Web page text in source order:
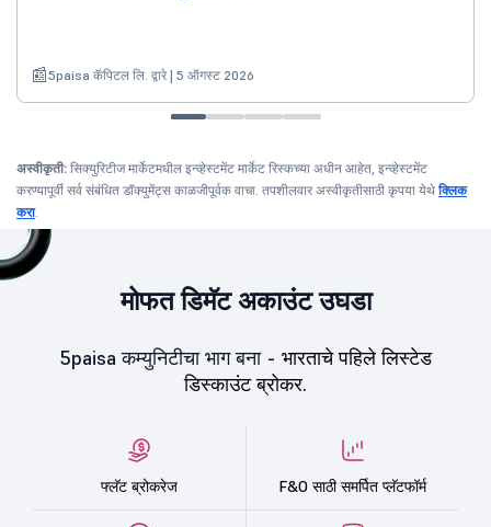
5paisa कॅपिटल लि. द्वारे | 5 ऑगस्ट 2026
अस्वीकृती: सिक्युरिटीज मार्केटमधील इन्व्हेस्टमेंट मार्केट रिस्कच्या अधीन आहेत, इन्व्हेस्टमेंट
करण्यापूर्वी सर्व संबंधित डॉक्युमेंट्स काळजीपूर्वक वाचा. तपशीलवार अस्वीकृतीसाठी कृपया येथेक्लिक
करा.
मोफत डिमॅट अकाउंट उघडा
5paisa कम्युनिटीचा भाग बना - भारताचे पहिले लिस्टेड
डिस्काउंट ब्रोकर.
फ्लॅट ब्रोकरेज F&O साठी समर्पित प्लॅटफॉर्म